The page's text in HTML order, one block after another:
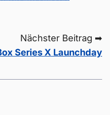
Nächster Beitrag ➡
Series X Launchday